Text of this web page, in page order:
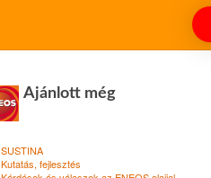
Ajánlott még
SUSTINA
Kutatás, fejlesztés